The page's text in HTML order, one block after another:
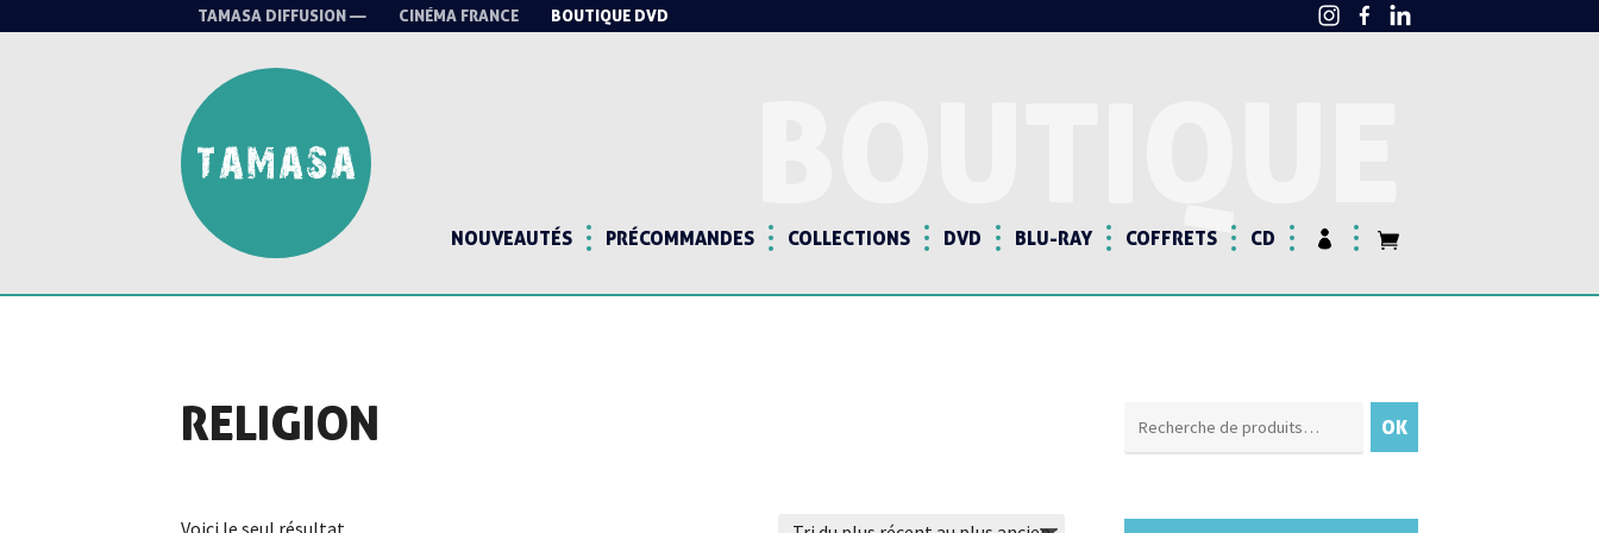
TAMASA DIFFUSION — CINÉMA FRANCE BOUTIQUE DVD
NOUVEAUTÉS PRÉCOMMANDES COLLECTIONS DVD BLU-RAY COFFRETS CD
RELIGION
Voici le seul résultat
OK